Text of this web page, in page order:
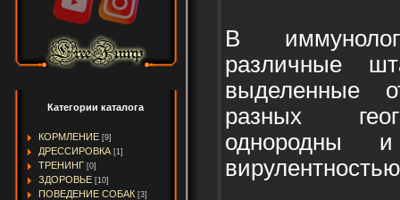
Категории каталога
КОРМЛЕНИЕ [9]
ДРЕССИРОВКА [1]
ТРЕНИНГ [0]
ЗДОРОВЬЕ [10]
ПОВЕДЕНИЕ СОБАК [3]
В
различные
выделенные
разных
однородны